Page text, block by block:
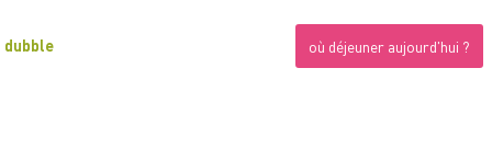
où déjeuner aujourd'hui ?
dubble